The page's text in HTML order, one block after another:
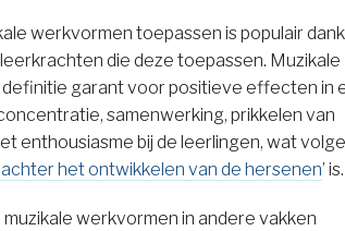
werkvormen toepassen is populair
die deze toepassen. Muzikale
garant voor positieve effecten in
samenwerking, prikkelen van
enthousiasme bij de leerlingen, wat
het ontwikkelen van de hersenen’ is.
werkvormen in andere vakken